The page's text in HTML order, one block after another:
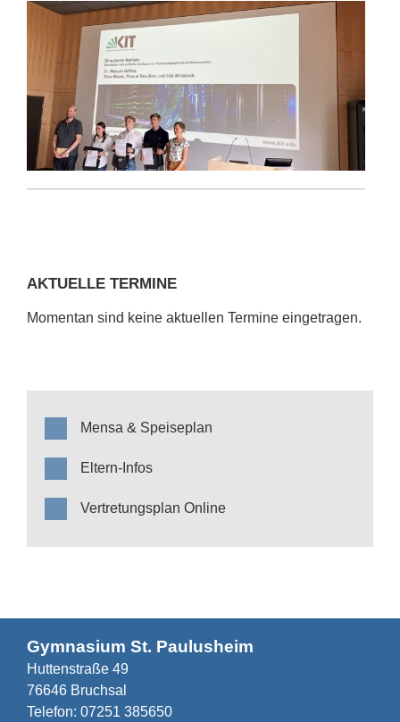
AKTUELLE TERMINE
Momentan sind keine aktuellen Termine eingetragen.
Mensa & Speiseplan
Eltern-Infos
Vertretungsplan Online
Gymnasium St. Paulusheim
Huttenstraße 49
76646 Bruchsal
Telefon: 07251 385650